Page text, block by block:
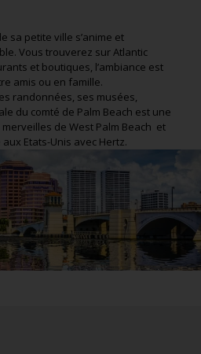
sa petite ville s’anime et
Vous trouverez sur Atlantic
et boutiques, l’ambiance est
amis ou en famille.
randonnées, ses musées,
du comté de Palm Beach est une
de West Palm Beach et
Etats-Unis avec Hertz.